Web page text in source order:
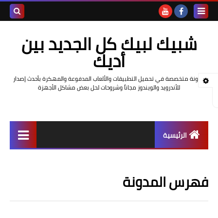
المدونةشبيك لبيك كل الجديد بين
أديك
مدونة متخصصة في تحميل التطبيقات والألعاب المدفوعة والمهكرة بأحدث إصدار
للأندرويد والويندوز مجاناً وشروحات لحل بعض مشاكل الأجهزة
الرئيسية
فهرس المدونة